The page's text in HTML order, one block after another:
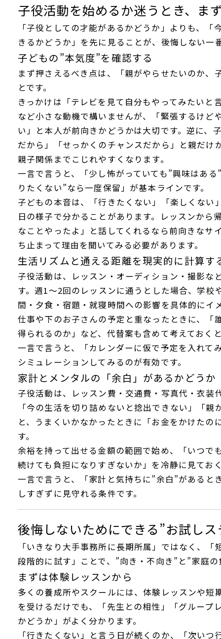
子役活動を始めるか迷うとき、ま
「子役としての才能があるかどうか」よりも、
きるかどうか」を先に見ることが、後悔しない一
子どもの”本気度”を確認する
まず押さえるべき点は、「親がやらせたいのか
とです。
きっかけは「テレビを見て自分もやってみたいと
など小さな動機で構いませんが、「緊張するけど
い」と本人が前向きかどうかは大切です。逆に、
だから」「せっかくのチャンスだから」と親だけ
親子関係までこじれやすくなります。
一言で言うと、「少し怖がっていても”興味はあ
りたくない”なら一度保留」が基本ラインです。
子どもの本音は、「行きたくない」「楽しくない
日の様子で分かることがあります。レッスンから
なことやったよ」と話してくれるなら前向きなサ
ち止まって理由を聞いてみる必要があります。
生活リズムと通える距離を現実的に計算す
子役活動は、レッスン・オーディション・撮影な
す。週1〜2回のレッスンに通うとした場合、学
間・夕食・宿題・就寝時間への影響を具体的にイ
仕事や下のお子さんの予定と重なったときに、「
得られるのか」など、代替案も含めて考えておく
一言で言うと、「カレンダーに仮で予定を入れて
シミュレーションしてみるのが有効です。
家計とメンタルの「余白」があるかどうか
子役活動は、レッスン費・交通費・写真代・衣装
「今の生活を切り詰めないと捻出できない」「
と、うまくいかなかったときに「お金をかけた
す。
余裕を持って出せる金額の範囲で始め、「いつで
続けても負担になりすぎないか」を冷静に見てお
一言で言うと、「家計と気持ちに”余白”がある
しすぎずに見守れる条件です。
後悔しないためにできる”お試し
「いきなり大手事務所に長期所属」ではなく、
段階的に試す」ことで、”向き・不向き”と”家庭
まずは体験レッスンから
多くの養成所やスクールには、体験レッスンや短
を受けるだけでも、「先生との相性」「グループ
かどうか」がよく分かります。
「行きたくない」と言う日が続くのか、「次い